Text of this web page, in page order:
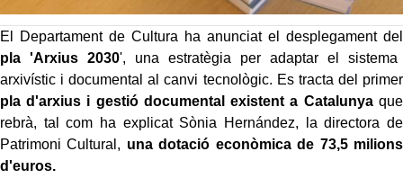
El Departament de Cultura ha anunciat el desplegament del
pla 'Arxius 2030', una estratègia per adaptar el sistema
arxivístic i documental al canvi tecnològic. Es tracta del primer
pla d'arxius i gestió documental existent a Catalunyaque
rebrà, tal com ha explicat Sònia Hernández, la directora de
Patrimoni Cultural, una dotació econòmica de 73,5 milions
d'euros.